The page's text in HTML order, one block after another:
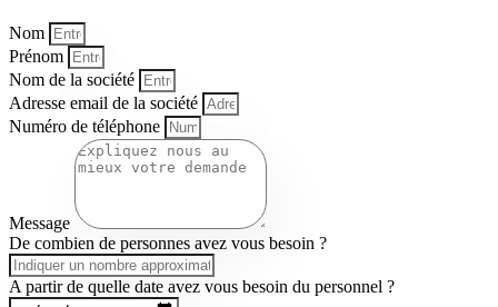
Nom
Prénom
Nom de la société
Adresse email de la société
Numéro de téléphone
Message
De combien de personnes avez vous besoin ?
A partir de quelle date avez vous besoin du personnel ?